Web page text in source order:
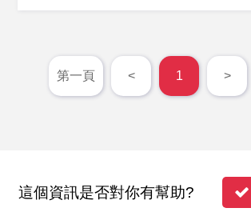
第一頁 < 1 >
這個資訊是否對你有幫助?